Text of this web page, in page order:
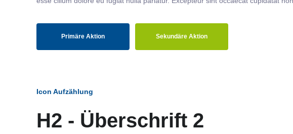
Primäre Aktion Sekundäre Aktion
Icon Aufzählung
H2 - Überschrift 2